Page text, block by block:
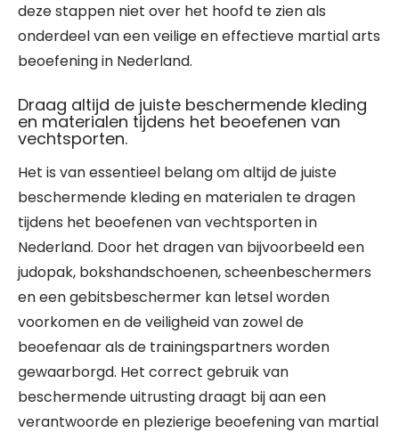
deze stappen niet over het hoofd te zien als
onderdeel van een veilige en effectieve martial arts
beoefening in Nederland.
Draag altijd de juiste beschermende kleding
en materialen tijdens het beoefenen van
vechtsporten.
Het is van essentieel belang om altijd de juiste
beschermende kleding en materialen te dragen
tijdens het beoefenen van vechtsporten in
Nederland. Door het dragen van bijvoorbeeld een
judopak, bokshandschoenen, scheenbeschermers
en een gebitsbeschermer kan letsel worden
voorkomen en de veiligheid van zowel de
beoefenaar als de trainingspartners worden
gewaarborgd. Het correct gebruik van
beschermende uitrusting draagt bij aan een
verantwoorde en plezierige beoefening van martial